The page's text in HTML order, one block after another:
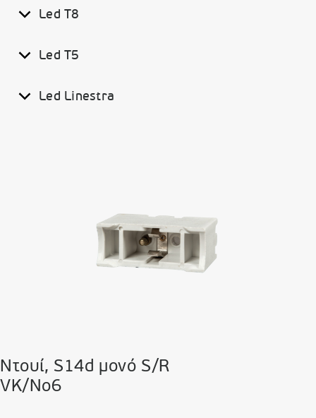
Led T8
Led T5
Led Linestra
Ντουί, S14d μονό S/R
VK/No6